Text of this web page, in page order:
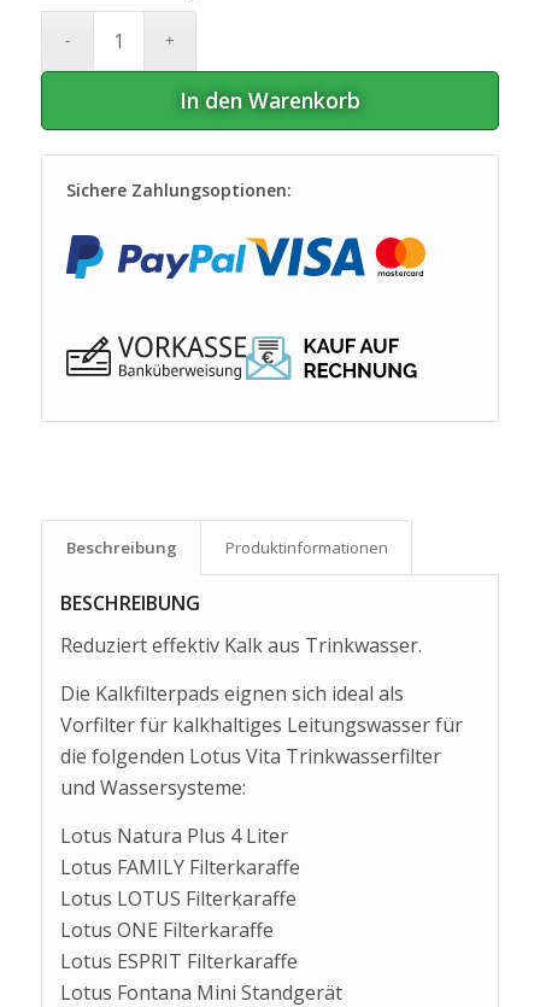
In den Warenkorb
Sichere Zahlungsoptionen:
Beschreibung Produkt­informationen
BESCHREIBUNG
Reduziert effektiv Kalk aus Trinkwasser.
Die Kalkfilterpads eignen sich ideal als
Vorfilter für kalkhaltiges Leitungswasser für
die folgenden Lotus Vita Trinkwasserfilter
und Wassersysteme:
Lotus Natura Plus 4 Liter
Lotus FAMILY Filterkaraffe
Lotus LOTUS Filterkaraffe
Lotus ONE Filterkaraffe
Lotus ESPRIT Filterkaraffe
Lotus Fontana Mini Standgerät